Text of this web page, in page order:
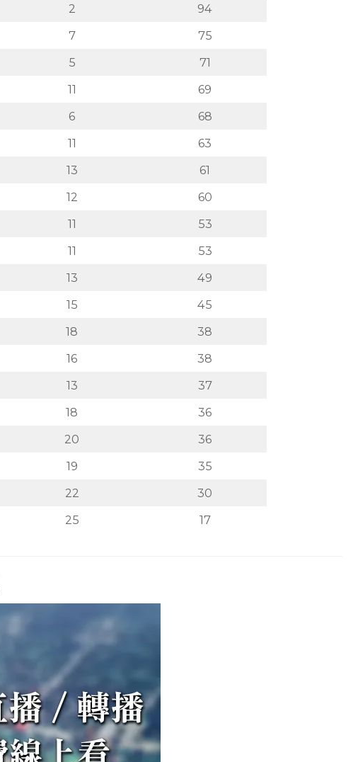
2
94
7
75
5
71
11
69
6
68
11
63
13
61
12
60
11
53
11
53
13
49
15
45
18
38
16
38
13
37
18
36
20
36
19
35
22
30
25 17